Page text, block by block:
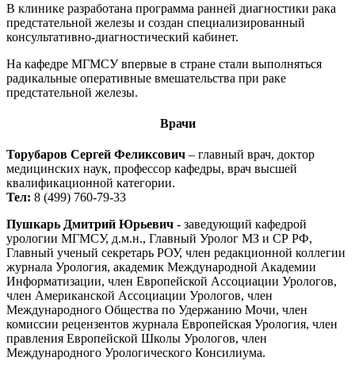
В клинике разработана программа ранней диагностики рака
предстательной железы и создан специализированный
консультативно-диагностический кабинет.
На кафедре МГМСУ впервые в стране стали выполняться
радикальные оперативные вмешательства при раке
предстательной железы.
Врачи
Торубаров Сергей Феликсович – главный врач, доктор
медицинских наук, профессор кафедры, врач высшей
квалификационной категории.
Тел: 8 (499) 760-79-33
Пушкарь Дмитрий Юрьевич - заведующий кафедрой
урологии МГМСУ, д.м.н., Главный Уролог МЗ и СР РФ,
Главный ученый секретарь РОУ, член редакционной коллегии
журнала Урология, академик Международной Академии
Информатизации, член Европейской Ассоциации Урологов,
член Американской Ассоциации Урологов, член
Международного Общества по Удержанию Мочи, член
комиссии рецензентов журнала Европейская Урология, член
правления Европейской Школы Урологов, член
Международного Урологического Консилиума.